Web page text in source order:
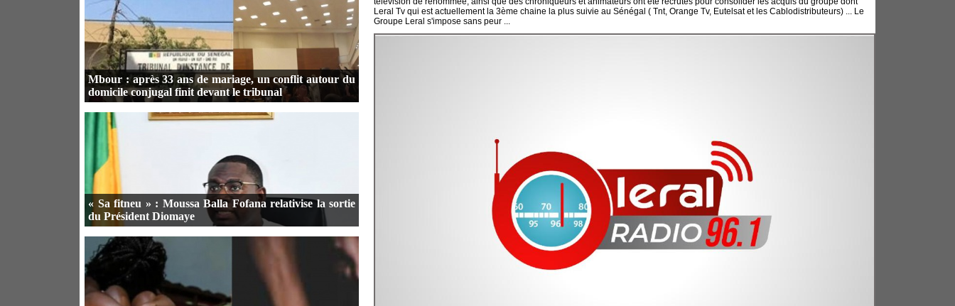
Mbour : après 33 ans de mariage, un conflit autour du
domicile conjugal finit devant le tribunal
« Sa fitneu » : Moussa Balla Fofana relativise la sortie
du Président Diomaye
Leral Tv qui est actuellement la 3ème chaine la plus suivie au Sénégal ( Tnt, Orange Tv, Eutelsat et les Cablodistributeurs) ... Le
Groupe Leral s'impose sans peur ...